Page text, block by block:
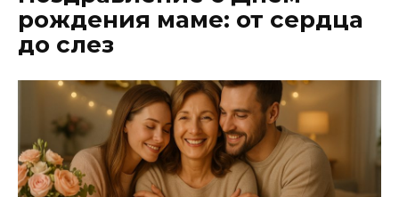
рождения маме: от сердца
до слез